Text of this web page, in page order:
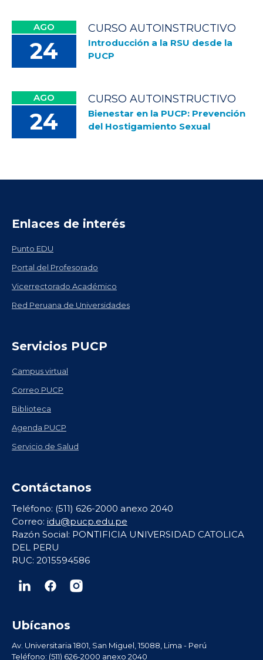
AGO
24
CURSO AUTOINSTRUCTIVO
Introducción a la RSU desde la
PUCP
AGO
24
CURSO AUTOINSTRUCTIVO
Bienestar en la PUCP: Prevención
del Hostigamiento Sexual
Enlaces de interés
Punto EDU
Portal del Profesorado
Vicerrectorado Académico
Red Peruana de Universidades
Servicios PUCP
Campus virtual
Correo PUCP
Biblioteca
Agenda PUCP
Servicio de Salud
Contáctanos
Teléfono: (511) 626-2000 anexo 2040
Correo: idu@pucp.edu.pe
Razón Social: PONTIFICIA UNIVERSIDAD CATOLICA
DEL PERU
RUC: 2015594586
Ubícanos
Av. Universitaria 1801, San Miguel, 15088, Lima - Perú
Teléfono: (511) 626-2000 anexo 2040